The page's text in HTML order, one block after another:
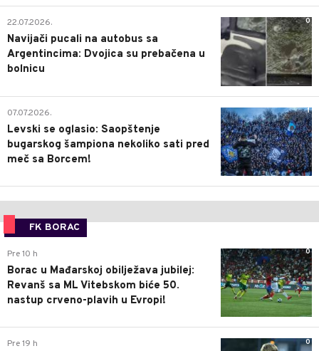
0
22.07.2026.
Navijači pucali na autobus sa
Argentincima: Dvojica su prebačena u
bolnicu
1
07.07.2026.
Levski se oglasio: Saopštenje
bugarskog šampiona nekoliko sati pred
meč sa Borcem!
FK BORAC
0
Pre 10 h
Borac u Mađarskoj obilježava jubilej:
Revanš sa ML Vitebskom biće 50.
nastup crveno-plavih u Evropi!
0
Pre 19 h